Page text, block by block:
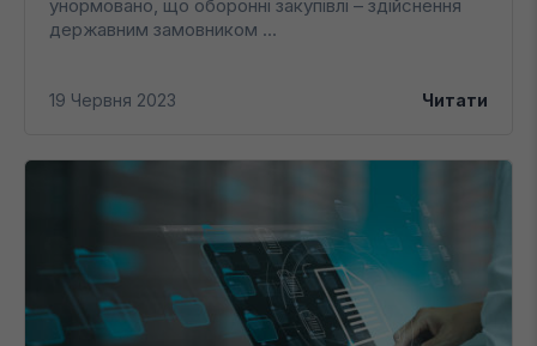
унормовано, що оборонні закупівлі – здійснення
державним замовником ...
19 Червня 2023 Читати